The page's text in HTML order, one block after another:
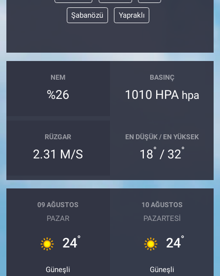
Şabanözü Yapraklı
NEM
%26
BASINÇ
1010 HPA hpa
RÜZGAR
2.31 M/S
EN DÜŞÜK / EN YÜKSEK
18° / 32°
09 AĞUSTOS
PAZAR
24°
Güneşli
10 AĞUSTOS
PAZARTESI
24°
Güneşli